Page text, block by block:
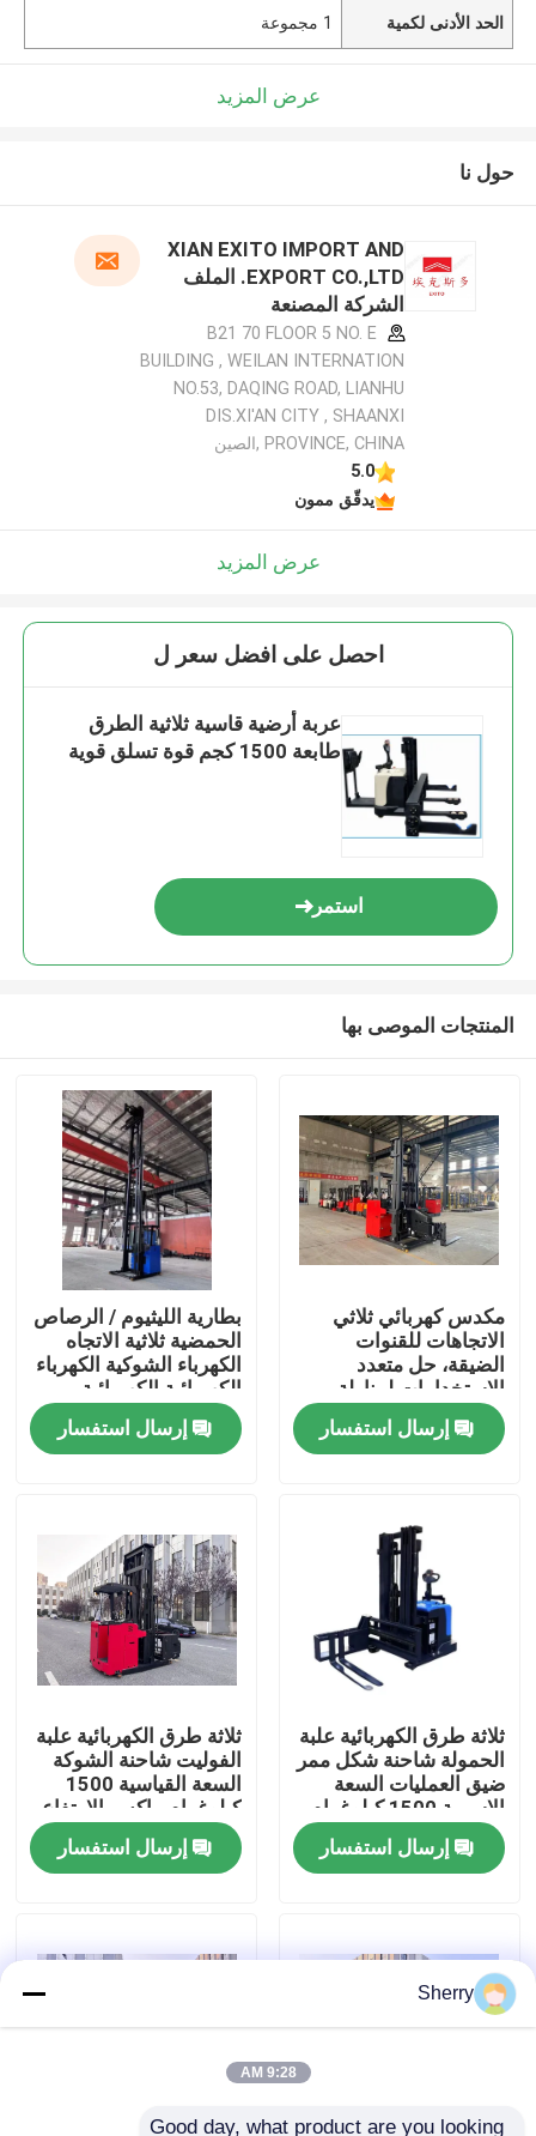
بيت
أشرطة فيديو
معلومات عنا
جولة في المعمل
رقابة جودة
أخبار
رافعة شوكية كهربائية
الحد الأدنى لكمية 1 مجموعة
عرض المزيد
حول نا
XIAN EXITO IMPORT AND
EXPORT CO.,LTD. الملف
الشركة المصنعة
B21 70 FLOOR 5 NO. E
BUILDING , WEILAN INTERNATION
NO.53, DAQING ROAD, LIANHU
DIS.XI'AN CITY , SHAANXI
PROVINCE, CHINA ,الصين
5.0
يدقّق ممون
عرض المزيد
احصل على افضل سعر ل
عربة أرضية قاسية ثلاثية الطرق
طابعة 1500 كجم قوة تسلق قوية
استمر
المنتجات الموصى بها
مكدس كهربائي ثلاثي
الاتجاهات للقنوات
الضيقة، حل متعدد
الاستخدامات لمناولة
المواد
إرسال استفسار
بطارية الليثيوم / الرصاص
الحمضية ثلاثية الاتجاه
الكهرباء الشوكية الكهرباء
الكهربائية الكهربائية
الكهربائية الكهربائية
إرسال استفسار
ثلاثة طرق الكهربائية علبة
الحمولة شاحنة شكل ممر
ضيق العمليات السعة
الاسمية 1500 كيلوغرام
ماكس.الارتفاع 7000 مم
بيئات تخزين عالية الكثافة
إرسال استفسار
ثلاثة طرق الكهربائية علبة
الفوليت شاحنة الشوكة
السعة القياسية 1500
كيلوغرام ماكس.الارتفاع
7000 ملم بيئات تخزين
عالية الكثافةإرسال استفسار
Sherry
9:28 AM
Good day, what product are you looking